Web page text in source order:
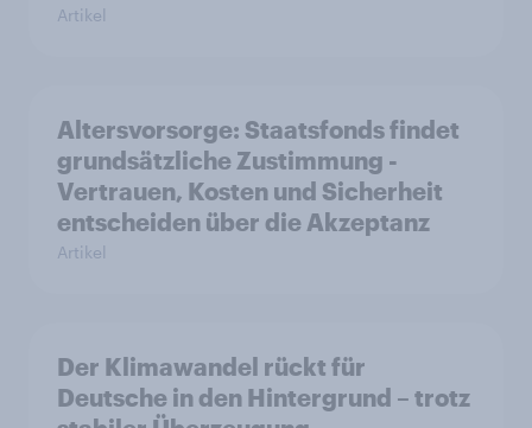
Artikel
Altersvorsorge: Staatsfonds findet
grundsätzliche Zustimmung -
Vertrauen, Kosten und Sicherheit
entscheiden über die Akzeptanz
Artikel
Der Klimawandel rückt für
Deutsche in den Hintergrund – trotz